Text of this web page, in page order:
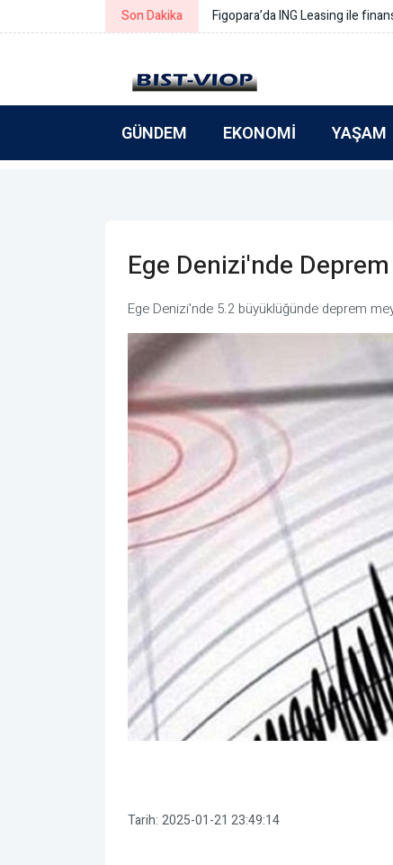
Son Dakika Simeonov: Yeni bütçe gerçek
GÜNDEM EKONOMI YAŞAM
Ege Denizi'nde Deprem
Ege Denizi'nde 5.2 büyüklüğünde deprem
Tarih: 2025-01-21 23:49:14